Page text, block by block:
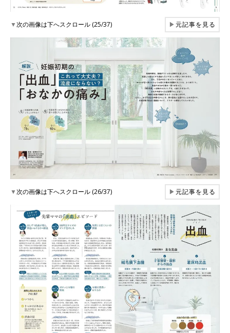
▼次の画像は下へスクロール (25/37) ▶元記事を見る
▼次の画像は下へスクロール (26/37) ▶元記事を見る